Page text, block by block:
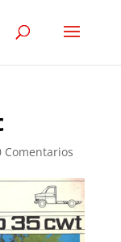
Comentarios